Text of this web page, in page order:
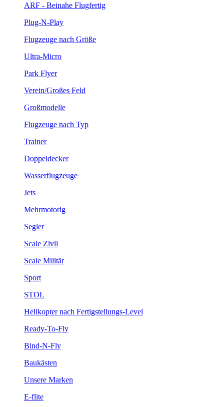
ARF - Beinahe Flugfertig
Plug-N-Play
Flugzeuge nach Größe
Ultra-Micro
Park Flyer
Verein/Großes Feld
Großmodelle
Flugzeuge nach Typ
Trainer
Doppeldecker
Wasserflugzeuge
Jets
Mehrmotorig
Segler
Scale Zivil
Scale Militär
Sport
STOL
Helikopter nach Fertigstellungs-Level
Ready-To-Fly
Bind-N-Fly
Baukästen
Unsere Marken
E-flite